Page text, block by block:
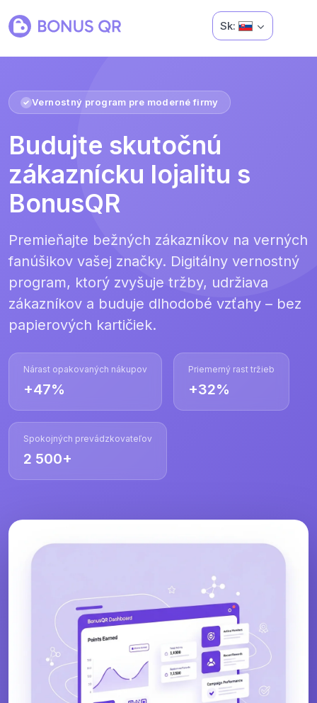
Sk:
Vernostný program pre moderné firmy
Budujte skutočnú
zákaznícku lojalitu s
BonusQR
Premieňajte bežných zákazníkov na verných
fanúšikov vašej značky. Digitálny vernostný
program, ktorý zvyšuje tržby, udržiava
zákazníkov a buduje dlhodobé vzťahy – bez
papierových kartičiek.
Nárast opakovaných nákupov
+47%
Priemerný rast tržieb
+32%
Spokojných prevádzkovateľov
2 500+